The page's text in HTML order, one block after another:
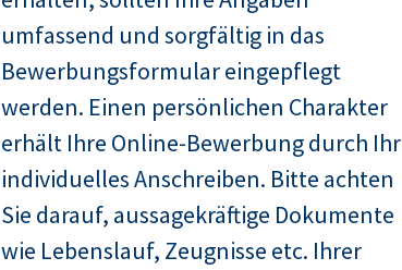
umfassend und sorgfältig in das
Bewerbungsformular eingepflegt
werden. Einen persönlichen Charakter
erhält Ihre Online-Bewerbung durch Ihr
individuelles Anschreiben. Bitte achten
Sie darauf, aussagekräftige Dokumente
wie Lebenslauf, Zeugnisse etc. Ihrer